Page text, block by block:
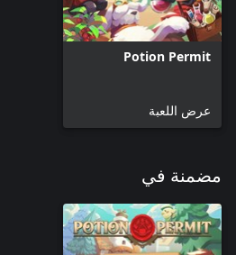
Potion Permit
عرض اللعبة
مضمنة في